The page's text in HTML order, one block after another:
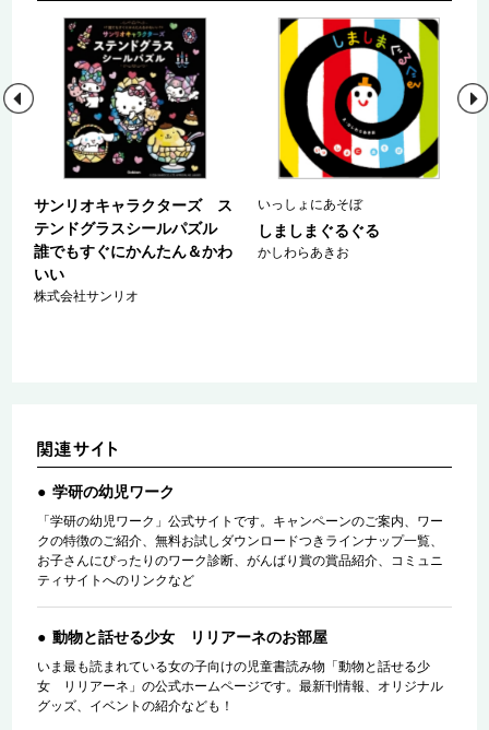
サンリオキャラクターズ ス
テンドグラスシールパズル
誰でもすぐにかんたん＆かわ
いい
株式会社サンリオ
いっしょにあそぼ
しましまぐるぐる
かしわらあきお
学研の幼児ワーク
「学研の幼児ワーク」公式サイトです。キャンペーンのご案内、ワー
クの特徴のご紹介、無料お試しダウンロードつきラインナップ一覧、
お子さんにぴったりのワーク診断、がんばり賞の賞品紹介、コミュニ
ティサイトへのリンクなど
動物と話せる少女 リリアーネのお部屋
いま最も読まれている女の子向けの児童書読み物「動物と話せる少
女 リリアーネ」の公式ホームページです。最新刊情報、オリジナル
グッズ、イベントの紹介なども！